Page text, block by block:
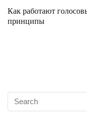
Как работают
принципы